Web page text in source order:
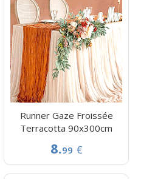
Runner Gaze Froissée
Terracotta 90x300cm
8.99 €